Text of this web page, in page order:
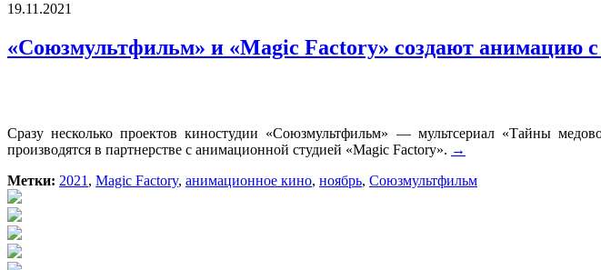
19.11.2021
«Союзмультфильм» и «Magic Factory» создают анимацию
Сразу несколько проектов киностудии «Союзмультфильм» — мультсериал «Тайны
производятся в партнерстве с анимационной студией «Magic Factory». →
Метки: 2021 , Magic Factory, анимационное кино, ноябрь, Союзмультфильм